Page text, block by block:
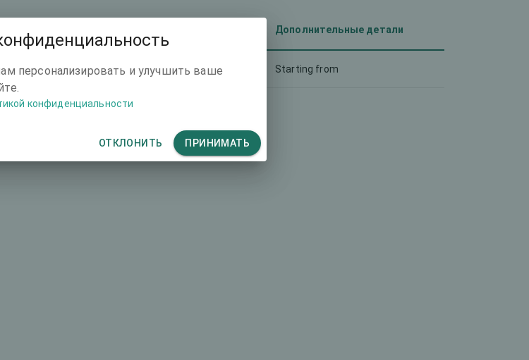
Дополнительные детали
4669 € Starting from
персонализировать и улучшить ваше
конфиденциальности
ОТКЛОНИТЬ ПРИНИМАТЬ